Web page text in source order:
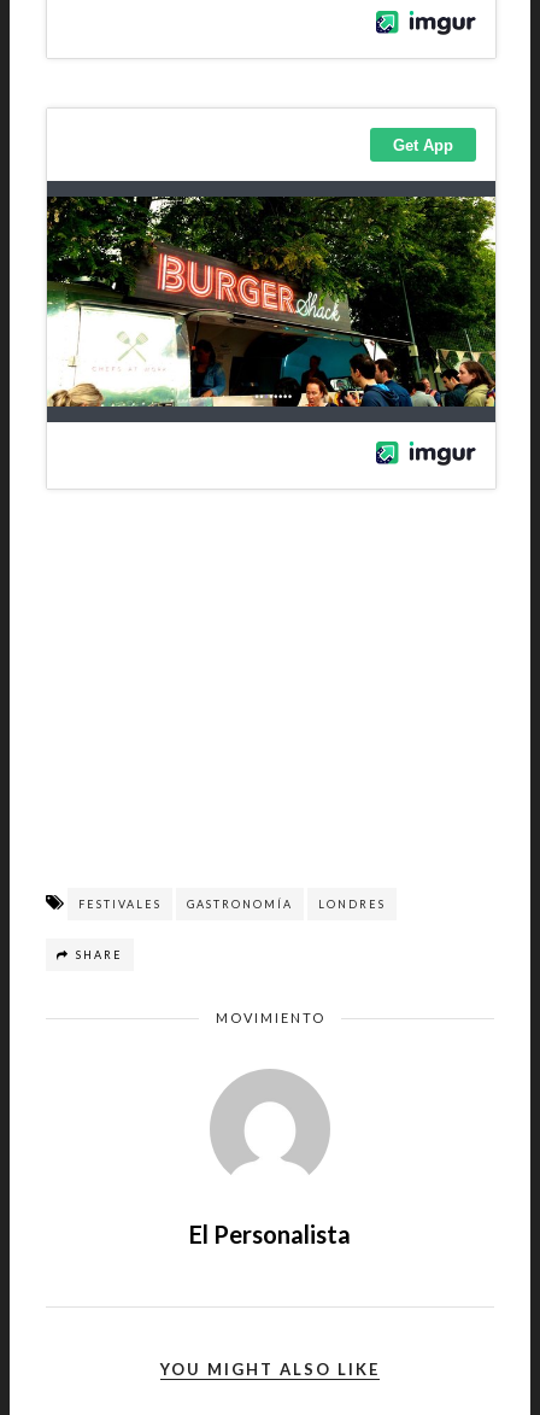
FESTIVALES GASTRONOMÍA LONDRES
SHARE
MOVIMIENTO
El Personalista
YOU MIGHT ALSO LIKE